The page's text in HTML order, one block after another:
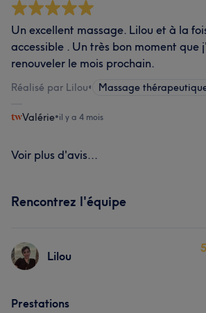
Un excellent massage. Lilou et à la
accessible . Un très bon moment que
renouveler le mois prochain.
Réalisé par Lilou• Massage
Valérie•il y a 4 mois
Voir plus d'avis...
Rencontrez l'équipe
Lilou
Prestations